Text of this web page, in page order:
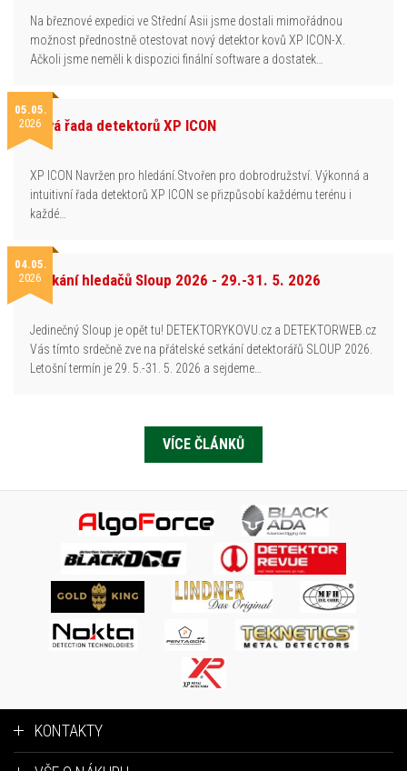
Na březnové expedici ve Střední Asii jsme dostali mimořádnou
možnost přednostně otestovat nový detektor kovů XP ICON-X.
Ačkoli jsme neměli k dispozici finální software a dostatek…
05.05.
2026Nová řada detektorů XP ICON
XP ICON Navržen pro hledání.Stvořen pro dobrodružství. Výkonná a
intuitivní řada detektorů XP ICON se přizpůsobí každému terénu i
každé…
04.05.
2026Setkání hledačů Sloup 2026 - 29.-31. 5. 2026
Jedinečný Sloup je opět tu! DETEKTORYKOVU.cz a DETEKTORWEB.cz
Vás tímto srdečně zve na přátelské setkání detektorářů SLOUP 2026.
Letošní termín je 29. 5.-31. 5. 2026 a sejdeme…
VÍCE ČLÁNKŮ
KONTAKTY